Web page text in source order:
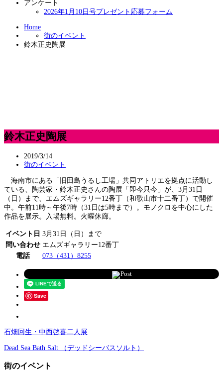
アンケート
2026年1月10日号プレゼント応募フォーム
Home
街のイベント
鈴木正史陶展
鈴木正史陶展
2019/3/14
街のイベント
海南市にある「旧田島うるし工場」共同アトリエを拠点に活動し
ている、陶芸家・鈴木正史さんの陶展「即今只今」が、3月31日
（日）まで、エムズギャラリー12番丁（和歌山市十二番丁）で開催
中。午前11時～午後7時（31日は5時まで）。モノクロを中心にした
作品を展示。入場無料。火曜休廊。
イベント日 3月31日（日）まで
問い合わせ エムズギャラリー12番丁
電話
073（431）8255
Post
Save
石畑回生・中西啓喜二人展
Dead Sea Bath Salt （デッドシーバスソルト）
街のイベント